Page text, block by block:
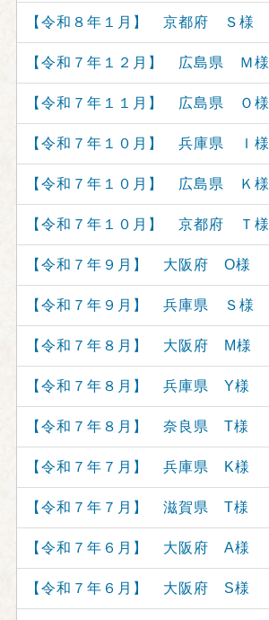
【令和８年１月】 京都府 Ｓ様
【令和７年１２月】 広島県 Ｍ様
【令和７年１１月】 広島県 Ｏ様
【令和７年１０月】 兵庫県 Ｉ様
【令和７年１０月】 広島県 Ｋ様
【令和７年１０月】 京都府 Ｔ様
【令和７年９月】 大阪府 O様
【令和７年９月】 兵庫県 Ｓ様
【令和７年８月】 大阪府 M様
【令和７年８月】 兵庫県 Y様
【令和７年８月】 奈良県 T様
【令和７年７月】 兵庫県 K様
【令和７年７月】 滋賀県 T様
【令和７年６月】 大阪府 A様
【令和７年６月】 大阪府 S様